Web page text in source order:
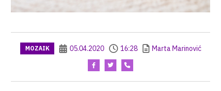
MOZAIK 05.04.2020 16:28 Marta Marinović